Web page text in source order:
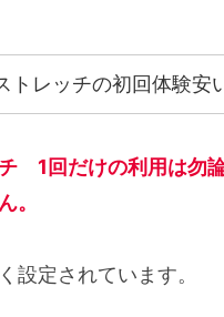
トレッチの初回体験
1回だけの利用は勿論
。
設定されています。